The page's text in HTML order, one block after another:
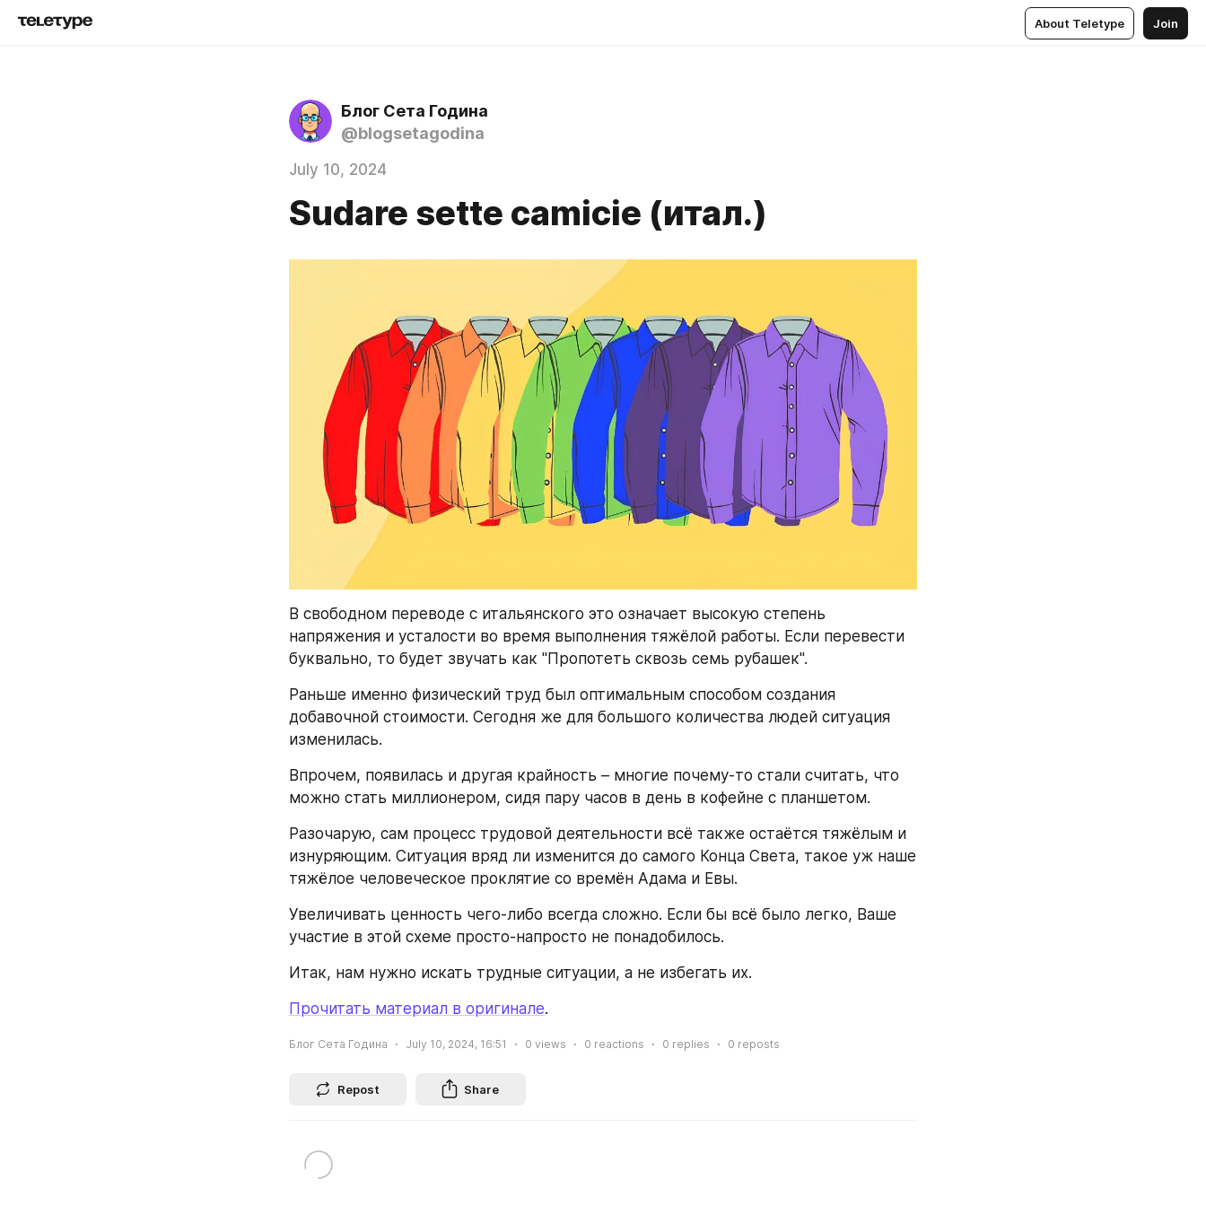
About Teletype Join
Блог Сета Година
@blogsetagodina
July 10, 2024
Sudare sette camicie (итал.)
В свободном переводе с итальянского это означает высокую степень
напряжения и усталости во время выполнения тяжёлой работы. Если перевести
буквально, то будет звучать как "Пропотеть сквозь семь рубашек".
Раньше именно физический труд был оптимальным способом создания
добавочной стоимости. Сегодня же для большого количества людей ситуация
изменилась.
Впрочем, появилась и другая крайность – многие почему-то стали считать, что
можно стать миллионером, сидя пару часов в день в кофейне с планшетом.
Разочарую, сам процесс трудовой деятельности всё также остаётся тяжёлым и
изнуряющим. Ситуация вряд ли изменится до самого Конца Света, такое уж наше
тяжёлое человеческое проклятие со времён Адама и Евы.
Увеличивать ценность чего-либо всегда сложно. Если бы всё было легко, Ваше
участие в этой схеме просто-напросто не понадобилось.
Итак, нам нужно искать трудные ситуации, а не избегать их.
Прочитать материал в оригинале.
Блог Сета Година July 10, 2024, 16:51 0 views 0 reactions 0 replies 0 reposts
Repost Share